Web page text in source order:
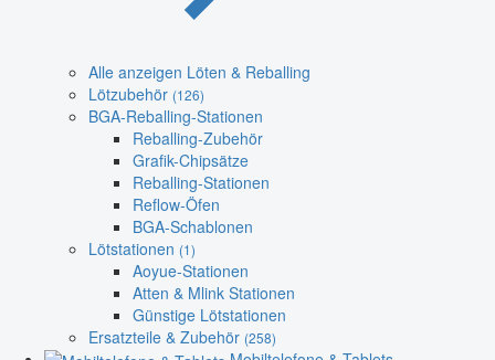
Alle anzeigen Löten & Reballing
Lötzubehör (126)
BGA-Reballing-Stationen
Reballing-Zubehör
Grafik-Chipsätze
Reballing-Stationen
Reflow-Öfen
BGA-Schablonen
Lötstationen (1)
Aoyue-Stationen
Atten & Mlink Stationen
Günstige Lötstationen
Ersatzteile & Zubehör (258)